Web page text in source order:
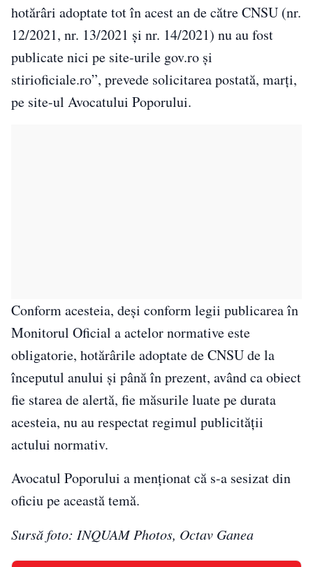
hotărâri adoptate tot în acest an de către CNSU (nr.
12/2021, nr. 13/2021 şi nr. 14/2021) nu au fost
publicate nici pe site-urile gov.ro şi
stirioficiale.ro”, prevede solicitarea postată, marţi,
pe site-ul Avocatului Poporului.
Conform acesteia, deşi conform legii publicarea în
Monitorul Oficial a actelor normative este
obligatorie, hotărârile adoptate de CNSU de la
începutul anului şi până în prezent, având ca obiect
fie starea de alertă, fie măsurile luate pe durata
acesteia, nu au respectat regimul publicităţii
actului normativ.
Avocatul Poporului a menţionat că s-a sesizat din
oficiu pe această temă.
Sursă foto: INQUAM Photos, Octav Ganea